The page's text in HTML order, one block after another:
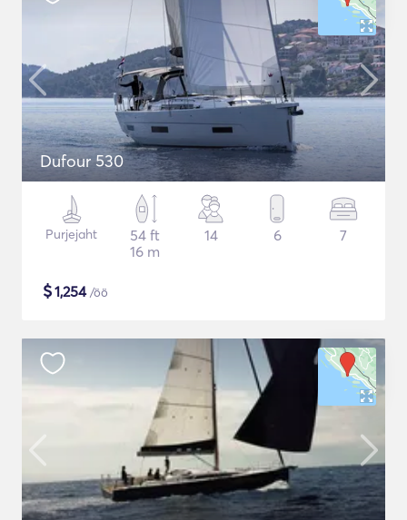
Dufour 530
Purjejaht
54 ft
16 m
14 6 7
$1,254/öö